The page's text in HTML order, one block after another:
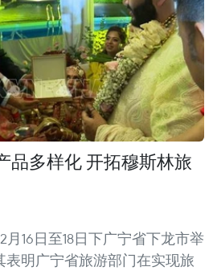
品多样化 开拓穆斯林旅
16日至18日下广宁省下龙市举
表明广宁省旅游部门在实现旅